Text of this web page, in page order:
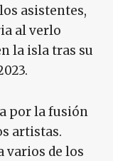
asistentes,
al verlo
la isla tras su
por la fusión
artistas.
varios de los